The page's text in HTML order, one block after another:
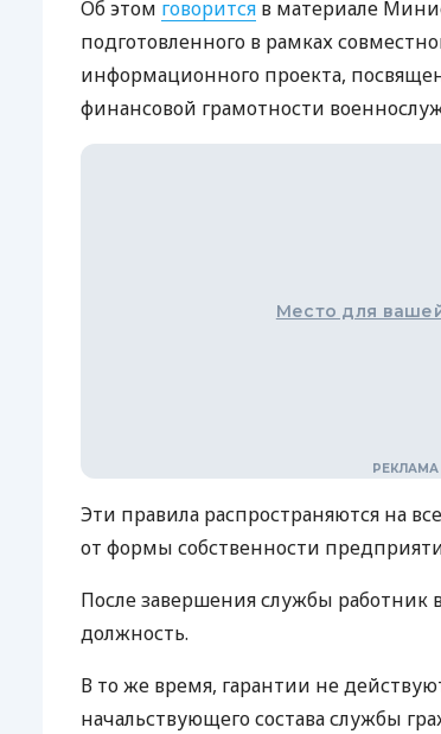
Об этом говорится в материале
подготовленного в рамках
информационного проекта,
финансовой грамотности
Место для
Эти правила распространяются на
от формы собственности
После завершения службы работник
должность.
В то же время, гарантии не
начальствующего состава службы